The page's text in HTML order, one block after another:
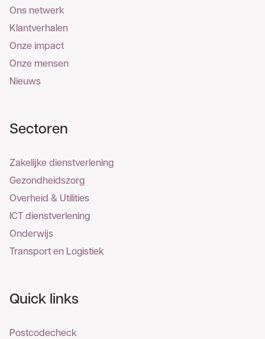
Ons netwerk
Klantverhalen
Onze impact
Onze mensen
Nieuws
Sectoren
Zakelijke dienstverlening
Gezondheidszorg
Overheid & Utilities
ICT dienstverlening
Onderwijs
Transport en Logistiek
Quick links
Postcodecheck